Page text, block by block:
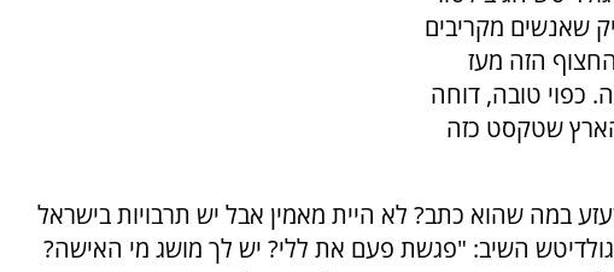
שאנשים מקריבים
הזה מעז
כפוי טובה, דוחה
שטקסט כזה
במה שהוא כתב? לא היית מאמין אבל יש תרבויות בישראל
השיב: "פגשת פעם את ללי? יש לך מושג מי האישה?